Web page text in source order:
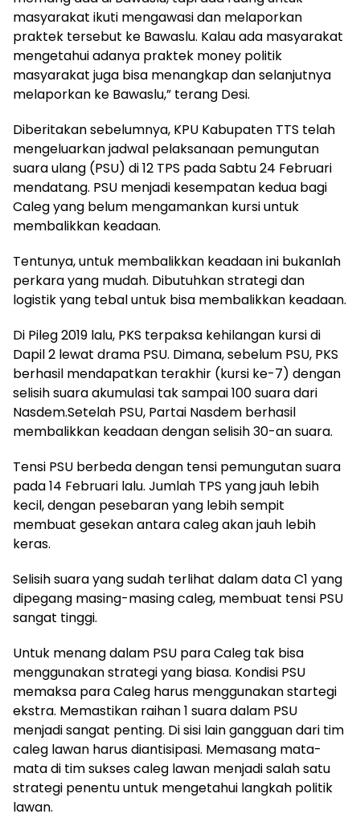
masyarakat ikuti mengawasi dan melaporkan
praktek tersebut ke Bawaslu. Kalau ada masyarakat
mengetahui adanya praktek money politik
masyarakat juga bisa menangkap dan selanjutnya
melaporkan ke Bawaslu,” terang Desi.
Diberitakan sebelumnya, KPU Kabupaten TTS telah
mengeluarkan jadwal pelaksanaan pemungutan
suara ulang (PSU) di 12 TPS pada Sabtu 24 Februari
mendatang. PSU menjadi kesempatan kedua bagi
Caleg yang belum mengamankan kursi untuk
membalikkan keadaan.
Tentunya, untuk membalikkan keadaan ini bukanlah
perkara yang mudah. Dibutuhkan strategi dan
logistik yang tebal untuk bisa membalikkan keadaan.
Di Pileg 2019 lalu, PKS terpaksa kehilangan kursi di
Dapil 2 lewat drama PSU. Dimana, sebelum PSU, PKS
berhasil mendapatkan terakhir (kursi ke-7) dengan
selisih suara akumulasi tak sampai 100 suara dari
Nasdem.Setelah PSU, Partai Nasdem berhasil
membalikkan keadaan dengan selisih 30-an suara.
Tensi PSU berbeda dengan tensi pemungutan suara
pada 14 Februari lalu. Jumlah TPS yang jauh lebih
kecil, dengan pesebaran yang lebih sempit
membuat gesekan antara caleg akan jauh lebih
keras.
Selisih suara yang sudah terlihat dalam data C1 yang
dipegang masing-masing caleg, membuat tensi PSU
sangat tinggi.
Untuk menang dalam PSU para Caleg tak bisa
menggunakan strategi yang biasa. Kondisi PSU
memaksa para Caleg harus menggunakan startegi
ekstra. Memastikan raihan 1 suara dalam PSU
menjadi sangat penting. Di sisi lain gangguan dari tim
caleg lawan harus diantisipasi. Memasang mata-
mata di tim sukses caleg lawan menjadi salah satu
strategi penentu untuk mengetahui langkah politik
lawan.